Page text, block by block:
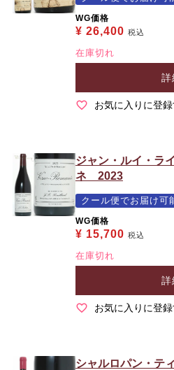
WG価格
¥ 26,400 税込
在庫切れ
詳
お気に入りに登
ジャン・ルイ・ラ
ネ 2023
クール便でお届け可
WG価格
¥ 15,700 税込
在庫切れ
詳
お気に入りに登
シャルロパン・テ